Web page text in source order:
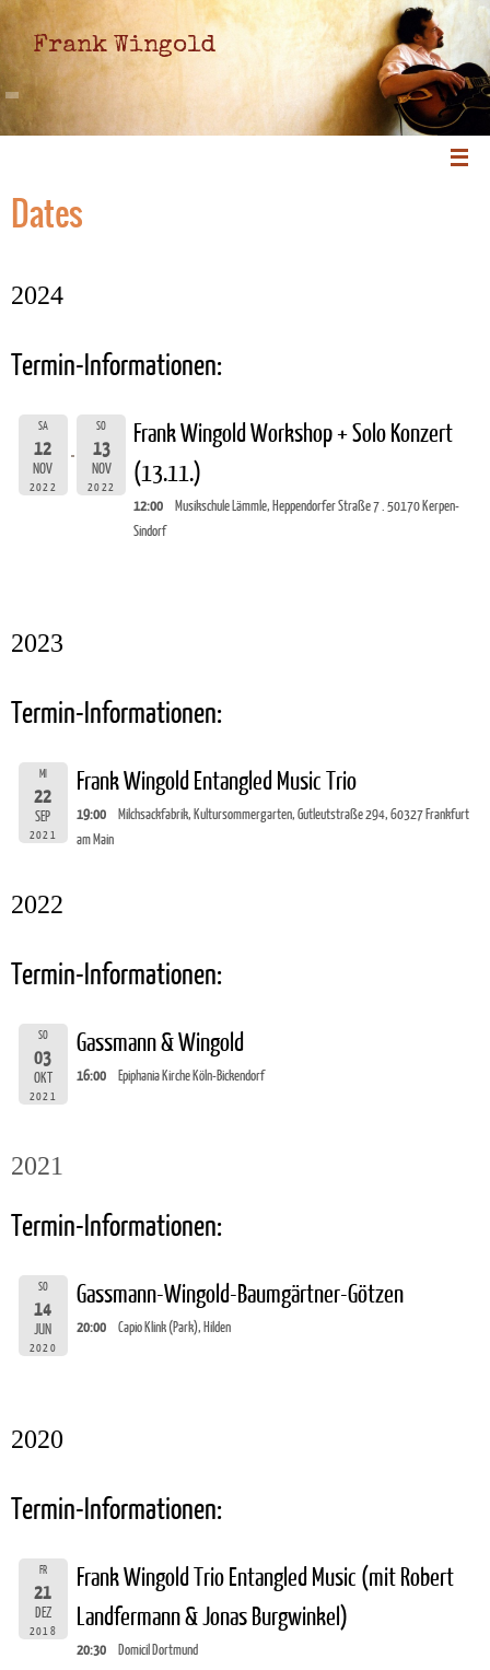
Frank Wingold
Dates
2024
Termin-Informationen:
SA
12
NOV
2022
SO
13
NOV
2022
Frank Wingold Workshop + Solo Konzert
(13.11.)
12:00
Musikschule Lämmle, Heppendorfer Straße 7 . 50170 Kerpen-
Sindorf
2023
Termin-Informationen:
MI
22
SEP
2021
Frank Wingold Entangled Music Trio
19:00
Milchsackfabrik, Kultursommergarten, Gutleutstraße 294, 60327 Frankfurt
am Main
2022
Termin-Informationen:
SO
03
OKT
2021
Gassmann & Wingold
16:00 Epiphania Kirche Köln-Bickendorf
2021
Termin-Informationen:
SO
14
JUN
2020
Gassmann-Wingold-Baumgärtner-Götzen
20:00 Capio Klink (Park), Hilden
2020
Termin-Informationen:
FR
21
DEZ
2018
Frank Wingold Trio Entangled Music (mit Robert
Landfermann & Jonas Burgwinkel)
20:30 Domicil Dortmund